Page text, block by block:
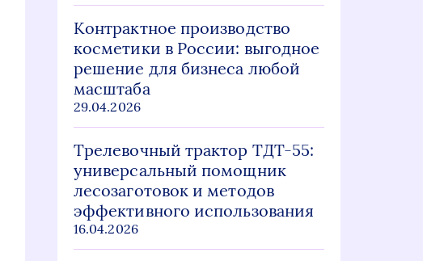
Контрактное производство
косметики в России: выгодное
решение для бизнеса любой
масштаба
29.04.2026
Трелевочный трактор ТДТ-55:
универсальный помощник
лесозаготовок и методов
эффективного использования
16.04.2026